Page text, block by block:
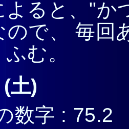
よると、"か
ので、 毎回
む。
土)
数字 : 75.2